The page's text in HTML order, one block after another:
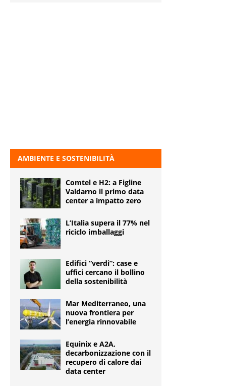
AMBIENTE E SOSTENIBILITÀ
Comtel e H2: a Figline
Valdarno il primo data
center a impatto zero
L’Italia supera il 77% nel
riciclo imballaggi
Edifici “verdi”: case e
uffici cercano il bollino
della sostenibilità
Mar Mediterraneo, una
nuova frontiera per
l’energia rinnovabile
Equinix e A2A,
decarbonizzazione con il
recupero di calore dai
data center